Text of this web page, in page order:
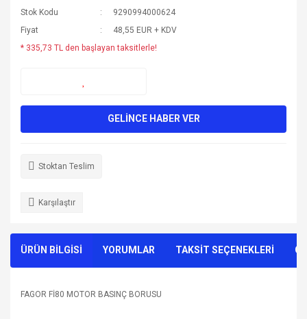
Stok Kodu
9290994000624
Fiyat
48,55 EUR + KDV
* 335,73 TL den başlayan taksitlerle!
GELİNCE HABER VER
Stoktan Teslim
Karşılaştır
ÜRÜN BİLGİSİ YORUMLAR TAKSİT SEÇENEKLERİ
FAGOR Fİ80 MOTOR BASINÇ BORUSU